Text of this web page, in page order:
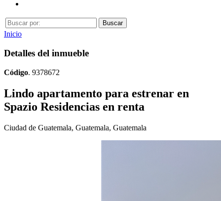
Inicio
Detalles del inmueble
Código. 9378672
Lindo apartamento para estrenar en
Spazio Residencias en renta
Ciudad de Guatemala, Guatemala, Guatemala